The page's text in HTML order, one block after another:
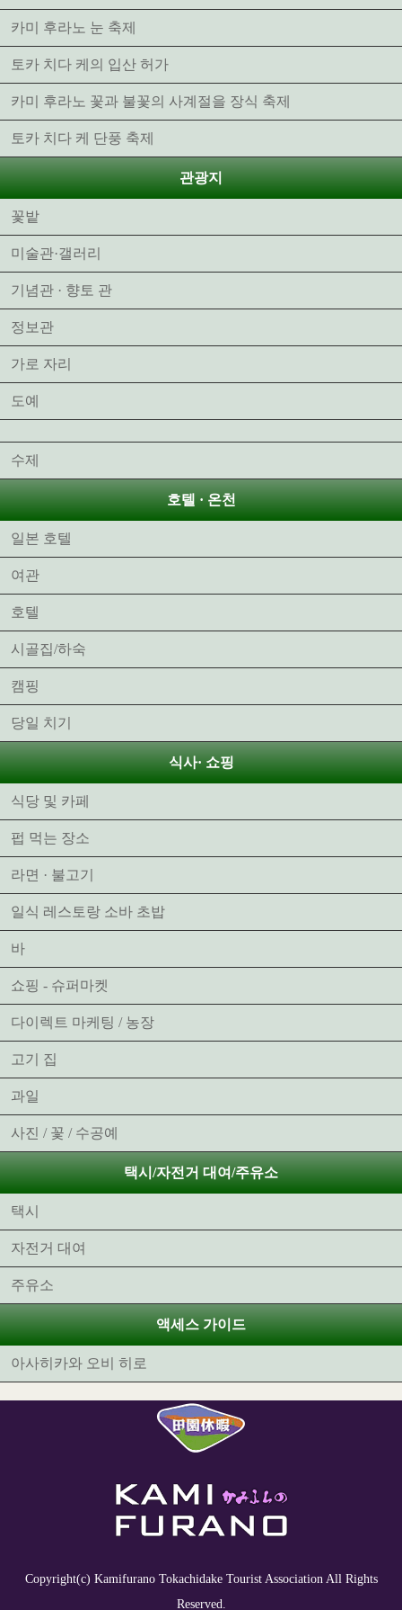
카미 후라노 눈 축제
토카 치다 케의 입산 허가
카미 후라노 꽃과 불꽃의 사계절을 장식 축제
토카 치다 케 단풍 축제
관광지
꽃밭
미술관·갤러리
기념관 · 향토 관
정보관
가로 자리
도예
수제
호텔 · 온천
일본 호텔
여관
호텔
시골집/하숙
캠핑
당일 치기
식사· 쇼핑
식당 및 카페
펍 먹는 장소
라면 · 불고기
일식 레스토랑 소바 초밥
바
쇼핑 - 슈퍼마켓
다이렉트 마케팅 / 농장
고기 집
과일
사진 / 꽃 / 수공예
택시/자전거 대여/주유소
택시
자전거 대여
주유소
액세스 가이드
아사히카와 오비 히로
Copyright(c) Kamifurano Tokachidake Tourist Association All Rights
Reserved.